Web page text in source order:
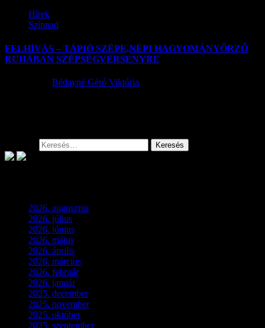
Hírek
Színpad
FELHÍVÁS – TÁPIÓ SZÉPE,NÉPI HAGYOMÁNYŐRZŐ
RUHÁBAN SZÉPSÉGVERSENYRE
Bédayné Géró Viktória
2026. augusztus
2026. július
2026. június
2026. május
2026. április
2026. március
2026. február(4)
2026. január(2)
2025. december(4)
2025. november(3)
2025. október(3)
2025. szeptember(5)